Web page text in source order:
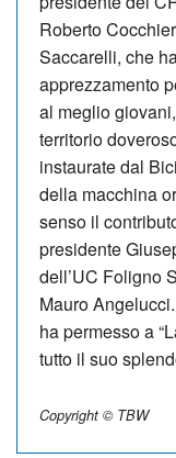
Roberto
Saccarelli, che
apprezzamento
al meglio
territorio
instaurate dal
della macchina
senso il
presidente
dell’UC Foligno
Mauro
ha permesso a
tutto il suo
Copyright © TBW